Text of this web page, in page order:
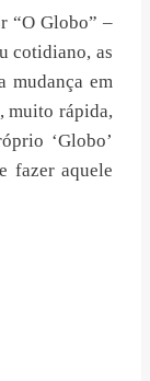
“O Globo” –
cotidiano, as
mudança em
muito rápida,
‘Globo’
fazer aquele